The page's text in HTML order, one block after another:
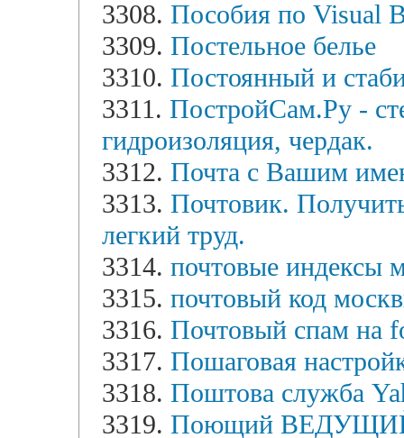
3308. Пособия по Visual
3309. Постельное белье
3310. Постоянный и
3311. ПостройСам.Ру -
гидроизоляция, чердак.
3312. Почта с Вашим
3313. Почтовик.
легкий труд.
3314. почтовые индексы
3315. почтовый код
3316. Почтовый спам на
3317. Пошаговая
3318. Поштова служба
3319. Поющий